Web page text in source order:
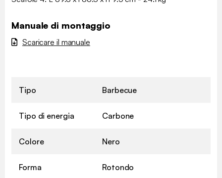
Manuale di montaggio
Scaricare il manuale
Tipo Barbecue
Tipo di energia Carbone
Colore Nero
Forma Rotondo